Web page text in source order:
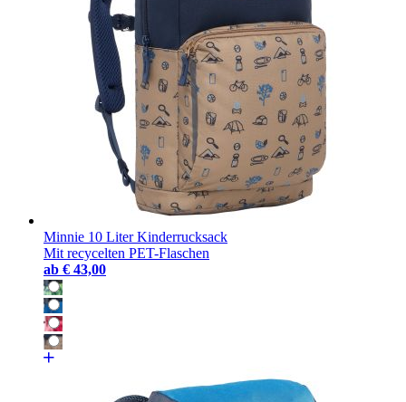
Minnie 10 Liter Kinderrucksack
Mit recycelten PET-Flaschen
ab € 43,00